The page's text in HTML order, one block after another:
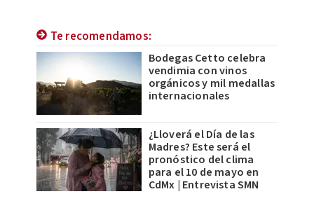
Te recomendamos:
Bodegas Cetto celebra
vendimia con vinos
orgánicos y mil medallas
internacionales
¿Lloverá el Día de las
Madres? Este será el
pronóstico del clima
para el 10 de mayo en
CdMx | Entrevista SMN